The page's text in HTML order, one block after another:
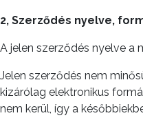
2, Szerződés nyelve,
A jelen szerződés nyelve a
Jelen szerződés nem
kizárólag elektronikus
nem kerül, így a